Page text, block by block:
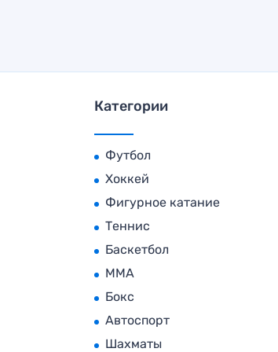
Категории
Футбол
Хоккей
Фигурное катание
Теннис
Баскетбол
MMA
Бокс
Автоспорт
Шахматы